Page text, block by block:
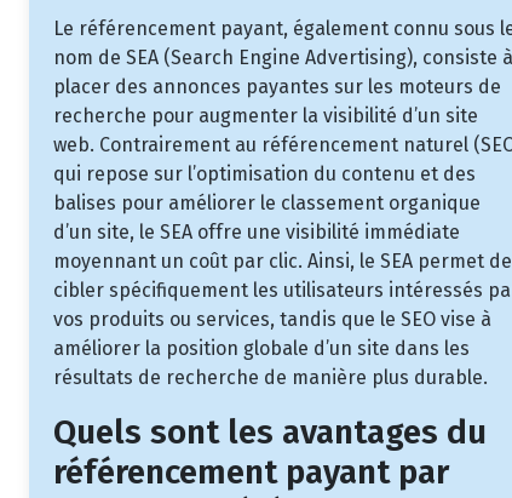
Le référencement payant, également connu sous
nom de SEA (Search Engine Advertising), consiste à
placer des annonces payantes sur les moteurs de
recherche pour augmenter la visibilité d’un site
web. Contrairement au référencement naturel
qui repose sur l’optimisation du contenu et des
balises pour améliorer le classement organique
d’un site, le SEA offre une visibilité immédiate
moyennant un coût par clic. Ainsi, le SEA permet de
cibler spécifiquement les utilisateurs intéressés
vos produits ou services, tandis que le SEO vise à
améliorer la position globale d’un site dans les
résultats de recherche de manière plus durable.
Quels sont les avantages du
référencement payant par